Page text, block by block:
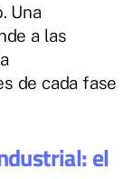
Una
a las
de cada fase
el